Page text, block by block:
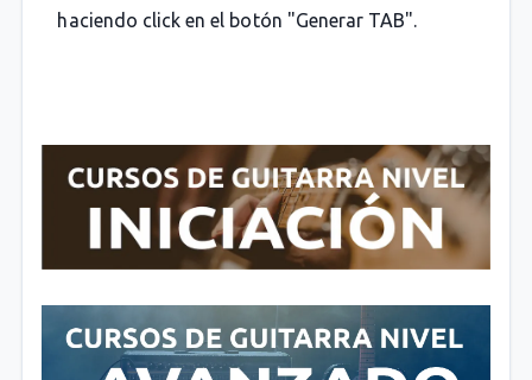
haciendo click en el botón "Generar TAB".